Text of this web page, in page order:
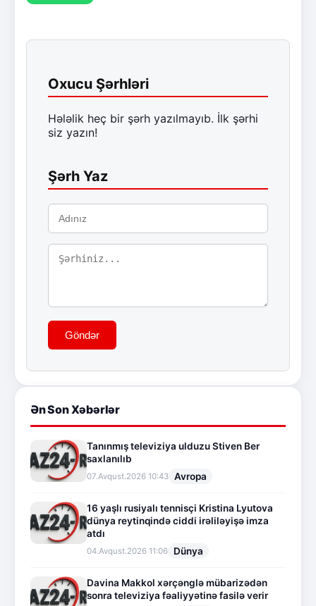
Oxucu Şərhləri
Hələlik heç bir şərh yazılmayıb. İlk şərhi
siz yazın!
Şərh Yaz
Göndər
Ən Son Xəbərlər
Tanınmış televiziya ulduzu Stiven Ber
saxlanılıb
07.Avqust.2026 10:43 Avropa
16 yaşlı rusiyalı tennisçi Kristina Lyutova
dünya reytinqində ciddi irəliləyişə imza
atdı
04.Avqust.2026 11:06 Dünya
Davina Makkol xərçənglə mübarizədən
sonra televiziya fəaliyyətinə fasilə verir